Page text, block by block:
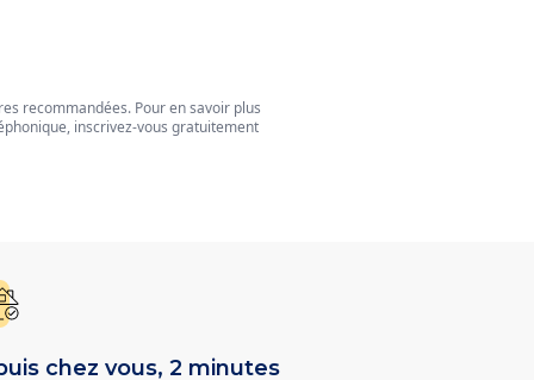
recommandées. Pour en savoir plus
inscrivez-vous gratuitement
chez vous, 2 minutes